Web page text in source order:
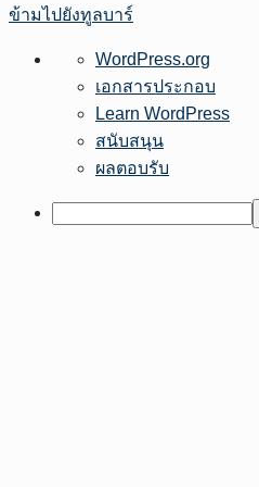
ข้ามไปยังทูลบาร์
เกี่ยว
เวิร์ด
เพรส
WordPress.org
เอกสารประกอบ
Learn WordPress
สนับสนุน
ผลตอบรับ